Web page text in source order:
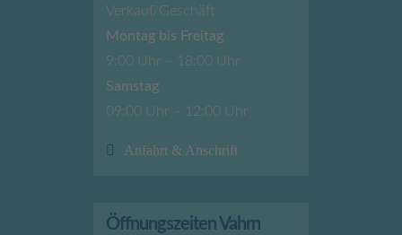
Verkauf/Geschäft
Montag bis Freitag
9:00 Uhr – 18:00 Uhr
Samstag
09:00 Uhr – 12:00 Uhr
Anfahrt & Anschrift
Öffnungszeiten Vahrn